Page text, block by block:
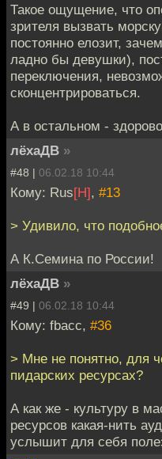
Такое ощущение, что
зрителя вызвать
постоянно елозит,
ладно бы девушки),
переключения,
сконцентрироваться.
А в остальном -
лёхаДВ »
#48 | 06.02.18 10:44
Кому: Rus[H], #13
> Удивило, что
А К.Семина по России!
лёхаДВ »
#49 | 06.02.18 10:44
Кому: fbacc, #36
> Мне не понятно, для
пидарских ресурсах?
А как же - культуру в
ресурсов какая-нить
услышит для себя